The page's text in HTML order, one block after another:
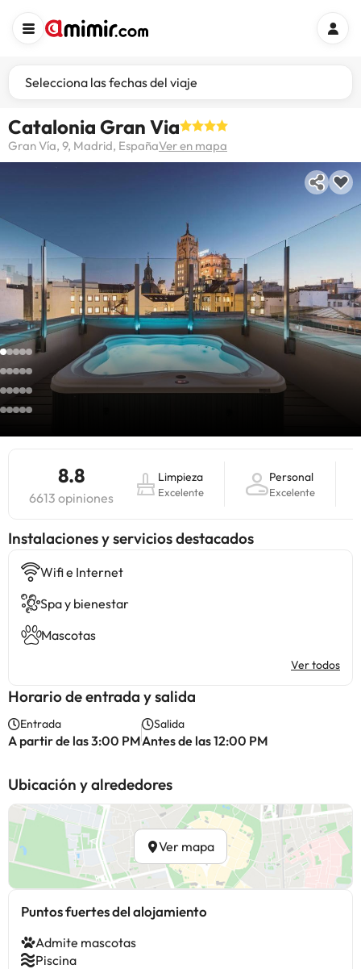
Selecciona las fechas del viaje
Catalonia Gran Via
Gran Vía, 9, Madrid, EspañaVer en mapa
8.8
6613 opiniones
Limpieza
Excelente
Personal
Excelente
Instalaciones y servicios destacados
Wifi e Internet
Spa y bienestar
Mascotas
Ver todos
Horario de entrada y salida
Entrada
A partir de las 3:00 PM
Salida
Antes de las 12:00 PM
Ubicación y alrededores
Ver mapa
Puntos fuertes del alojamiento
Admite mascotas
Piscina